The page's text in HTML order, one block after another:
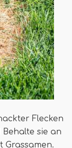
Flecken
Behalte sie an
Grassamen.